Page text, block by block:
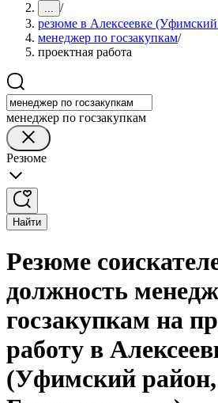
... /
резюме в Алексеевке
менеджер по госзакупкам/
проектная работа
менеджер по госзакупкам
Резюме
Найти
Резюме
должность
госзакупкам на
работу в
(Уфимский район,